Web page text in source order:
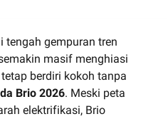
gempuran tren
masif menghiasi
berdiri kokoh tanpa
Brio 2026. Meski peta
elektrifikasi, Brio